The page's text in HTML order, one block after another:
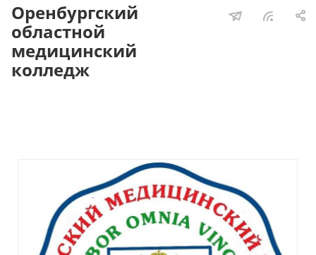
Оренбургский
областной
медицинский
колледж